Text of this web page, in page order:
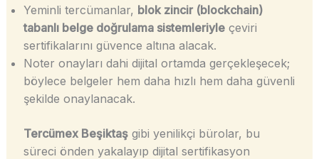
Yeminli tercümanlar, blok zincir (blockchain)
tabanlı belge doğrulama sistemleriyleçeviri
sertifikalarını güvence altına alacak.
Noter onayları dahi dijital ortamda gerçekleşecek;
böylece belgeler hem daha hızlı hem daha güvenli
şekilde onaylanacak.
Tercümex Beşiktaşgibi yenilikçi bürolar, bu
süreci önden yakalayıp dijital sertifikasyon